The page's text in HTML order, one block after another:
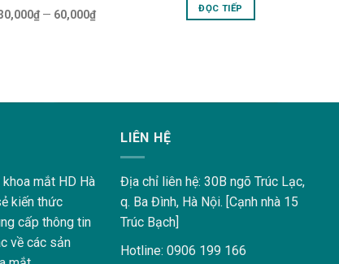
— 60,000₫ ĐỌC TIẾP
khoa mắt HD Hà
kiến thức
cấp thông tin
về các sản
LIÊN HỆ
Địa chỉ liên hệ: 30B ngõ Trúc Lạc,
q. Ba Đình, Hà Nội. [Cạnh nhà 15
Trúc Bạch]
Hotline: 0906 199 166